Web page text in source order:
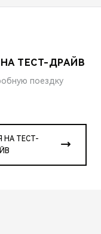
ТЕСТ-ДРАЙВ
поездку
НА ТЕСТ-